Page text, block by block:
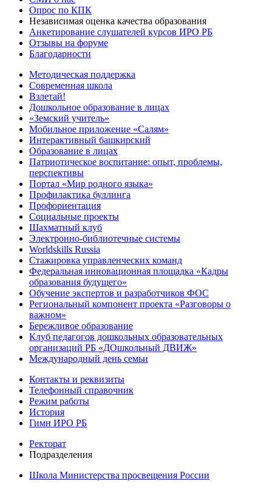
Опрос по КПК
Независимая оценка качества образования
Анкетирование слушателей курсов ИРО РБ
Отзывы на форуме
Благодарности
Методическая поддержка
Современная школа
Взлетай!
Дошкольное образование в лицах
«Земский учитель»
Мобильное приложение «Салям»
Интерактивный башкирский
Образование в лицах
Патриотическое воспитание: опыт, проблемы,
перспективы
Портал «Мир родного языка»
Профилактика буллинга
Профориентация
Социальные проекты
Шахматный клуб
Электронно-библиотечные системы
Worldskills Russia
Стажировка управленческих команд
Федеральная инновационная площадка «Кадры
образования будущего»
Обучение экспертов и разработчиков ФОС
Региональный компонент проекта «Разговоры о
важном»
Бережливое образование
Клуб педагогов дошкольных образовательных
организаций РБ «ДОшкольный ДВИЖ»
Международный день семьи
Контакты и реквизиты
Телефонный справочник
Режим работы
История
Гимн ИРО РБ
Ректорат
Подразделения
Школа Министерства просвещения России